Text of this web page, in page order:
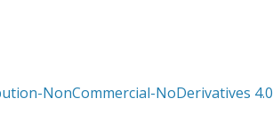
NonCommercial-NoDerivatives 4.0